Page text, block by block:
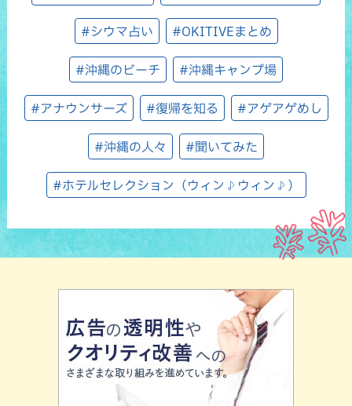
#シウマ占い #OKITIVEまとめ
#沖縄のビーチ #沖縄キャンプ場
#アナウンサーズ #復帰を知る #アゲアゲめし
#沖縄の人々 #聞いてみた
#ホテルセレクション（ウィン♪ウィン♪）